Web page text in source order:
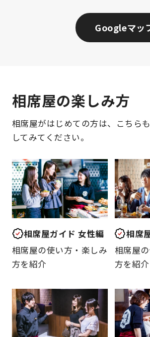
Googleマッ
相席屋の楽しみ方
相席屋がはじめての方は、こちら
してみてください。
相席屋ガイド 女性編
相席屋の使い方・楽しみ
方を紹介
相席
相席屋
方を紹介